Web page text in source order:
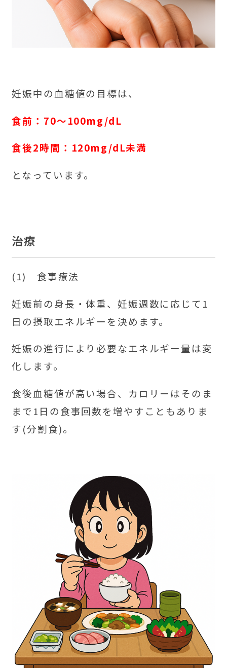
妊娠中の血糖値の目標は、
食前：70～100mg/dL
食後2時間：120mg/dL未満
となっています。
治療
(1) 食事療法
妊娠前の身長・体重、妊娠週数に応じて1
日の摂取エネルギーを決めます。
妊娠の進行により必要なエネルギー量は変
化します。
食後血糖値が高い場合、カロリーはそのま
まで1日の食事回数を増やすこともありま
す(分割食)。